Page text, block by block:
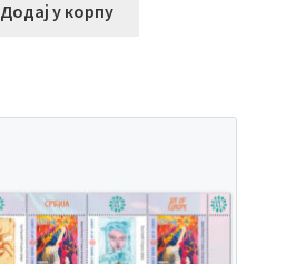
Додај у корпу